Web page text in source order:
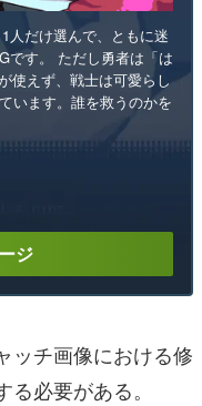
人だけ選んで、ともに迷
です。 ただし勇者は「は
使えず、戦士は可愛らし
います。誰を救うのかを
ジ
ッチ画像における修
必要がある。